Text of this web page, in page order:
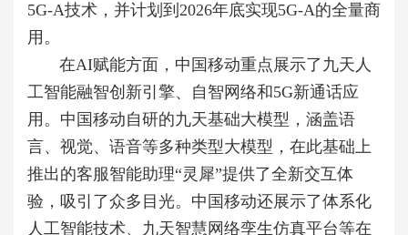
5G-A技术，并计划到2026年底实现5G-A的全量商
用。
在AI赋能方面，中国移动重点展示了九天人
工智能融智创新引擎、自智网络和5G新通话应
用。中国移动自研的九天基础大模型，涵盖语
言、视觉、语音等多种类型大模型，在此基础上
推出的客服智能助理“灵犀”提供了全新交互体
验，吸引了众多目光。中国移动还展示了体系化
人工智能技术、九天智慧网络孪生仿真平台等在